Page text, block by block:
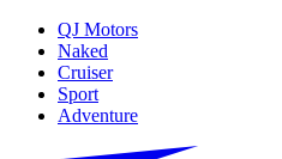
QJ Motors
Naked
Cruiser
Sport
Adventure